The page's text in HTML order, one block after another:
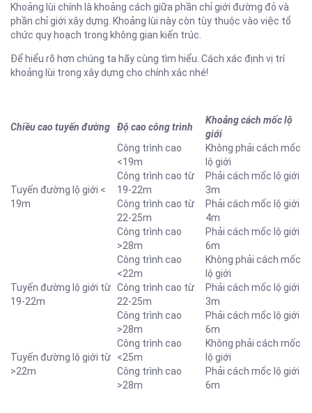
Khoảng lùi chính là khoảng cách giữa phần chỉ giới đường đỏ và
phần chỉ giới xây dựng. Khoảng lùi này còn tùy thuộc vào việc tổ
chức quy hoạch trong không gian kiến trúc.
Để hiểu rõ hơn chúng ta hãy cùng tìm hiểu. Cách xác định vị trí
khoảng lùi trong xây dựng cho chính xác nhé!
Chiều cao tuyến đường Độ cao công trình
Khoảng cách mốc lộ
giới
Tuyến đường lộ giới <
19m
Công trình cao
<19m
Không phải cách mốc
lộ giới
Công trình cao từ
19-22m
Phải cách mốc lộ giới
3m
Công trình cao từ
22-25m
Phải cách mốc lộ giới
4m
Công trình cao
>28m
Phải cách mốc lộ giới
6m
Tuyến đường lộ giới từ
19-22m
Công trình cao
<22m
Không phải cách mốc
lộ giới
Công trình cao từ
22-25m
Phải cách mốc lộ giới
3m
Công trình cao
>28m
Phải cách mốc lộ giới
6m
Tuyến đường lộ giới từ
>22m
Công trình cao
<25m
Không phải cách mốc
lộ giới
Công trình cao
>28m
Phải cách mốc lộ giới
6m